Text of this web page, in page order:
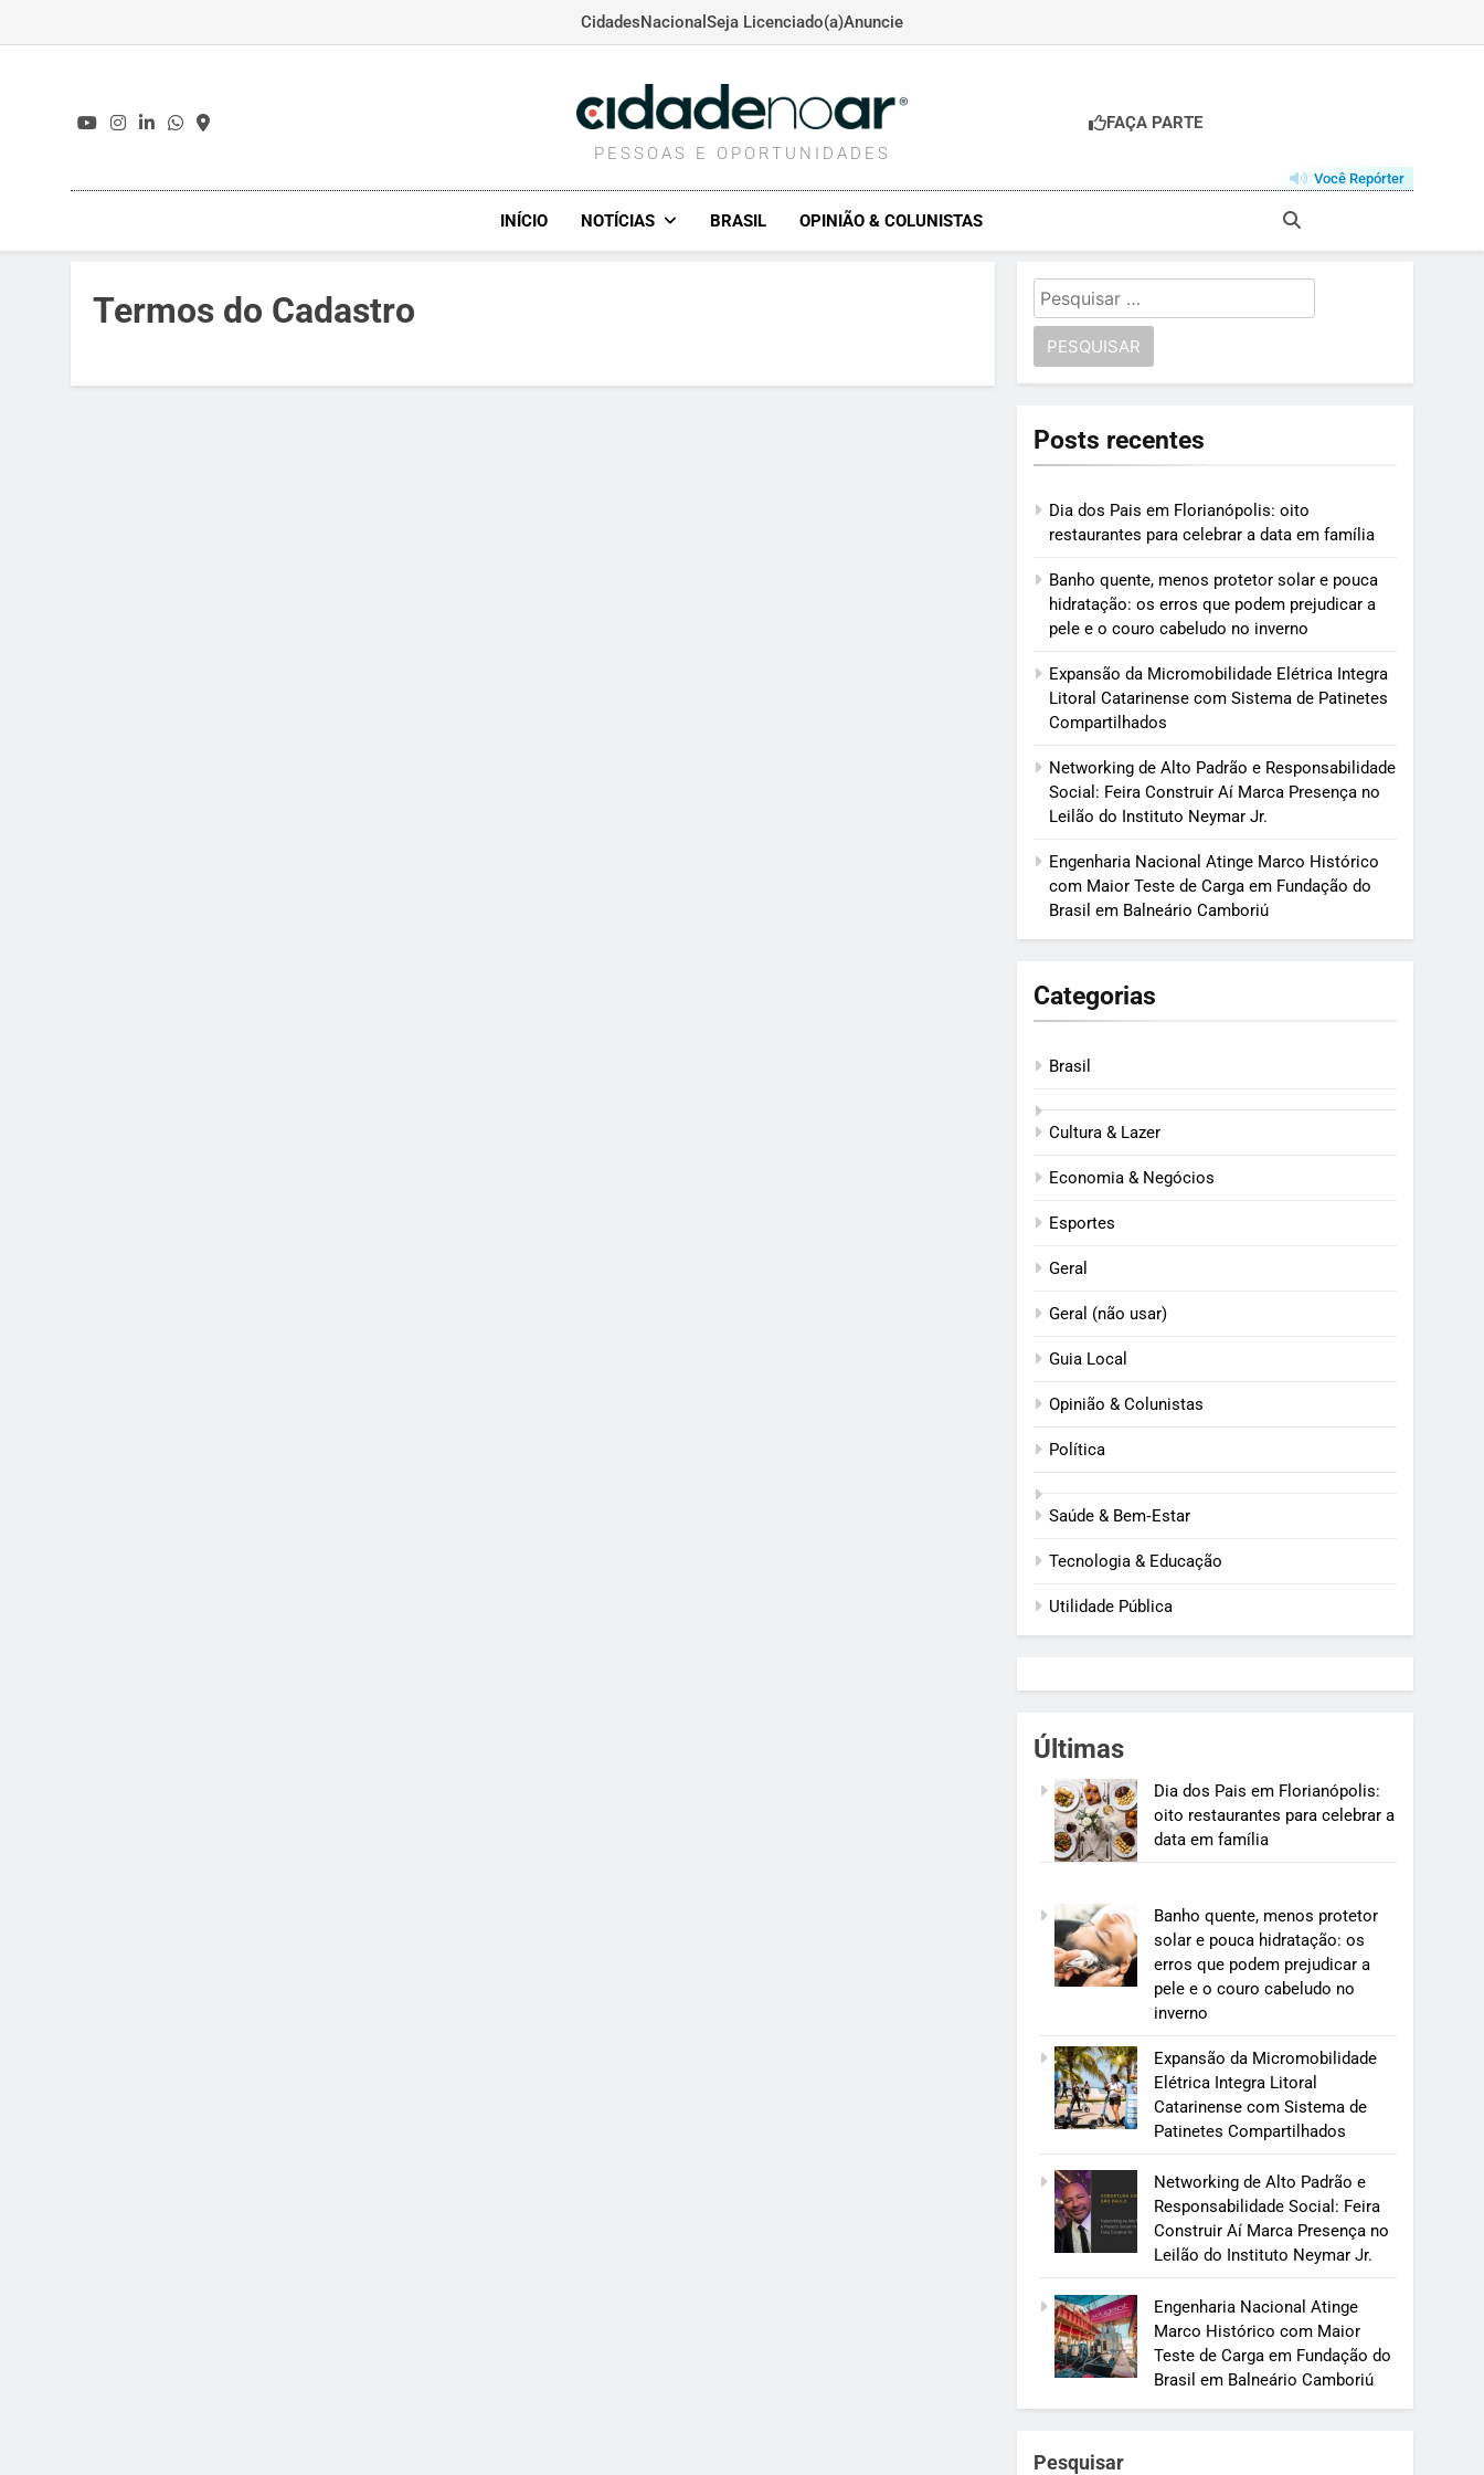
CidadesNacional Seja Licenciado(a)Anuncie
CIDADENOAR.COM
PESSOAS E OPORTUNIDADES
FAÇA PARTE
Você Repórter
INÍCIO NOTÍCIAS BRASIL OPINIÃO & COLUNISTAS
Termos do Cadastro
Pesquisar
por:
Posts recentes
Dia dos Pais em Florianópolis: oito
restaurantes para celebrar a data em família
Banho quente, menos protetor solar e pouca
hidratação: os erros que podem prejudicar a
pele e o couro cabeludo no inverno
Expansão da Micromobilidade Elétrica Integra
Litoral Catarinense com Sistema de Patinetes
Compartilhados
Networking de Alto Padrão e Responsabilidade
Social: Feira Construir Aí Marca Presença no
Leilão do Instituto Neymar Jr.
Engenharia Nacional Atinge Marco Histórico
com Maior Teste de Carga em Fundação do
Brasil em Balneário Camboriú
Categorias
Brasil
Cultura & Lazer
Economia & Negócios
Esportes
Geral
Geral (não usar)
Guia Local
Opinião & Colunistas
Política
Saúde & Bem‑Estar
Tecnologia & Educação
Utilidade Pública
Últimas
Dia dos Pais em Florianópolis:
oito restaurantes para celebrar a
data em família
Banho quente, menos protetor
solar e pouca hidratação: os
erros que podem prejudicar a
pele e o couro cabeludo no
inverno
Expansão da Micromobilidade
Elétrica Integra Litoral
Catarinense com Sistema de
Patinetes Compartilhados
Networking de Alto Padrão e
Responsabilidade Social: Feira
Construir Aí Marca Presença no
Leilão do Instituto Neymar Jr.
Engenharia Nacional Atinge
Marco Histórico com Maior
Teste de Carga em Fundação do
Brasil em Balneário Camboriú
Pesquisar